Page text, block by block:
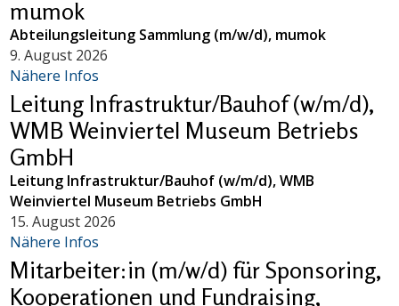
mumok
Abteilungsleitung Sammlung (m/w/d), mumok
9. August 2026
Nähere Infos
Leitung Infrastruktur/Bauhof (w/m/d),
WMB Weinviertel Museum Betriebs
GmbH
Leitung Infrastruktur/Bauhof (w/m/d), WMB
Weinviertel Museum Betriebs GmbH
15. August 2026
Nähere Infos
Mitarbeiter:in (m/w/d) für Sponsoring,
Kooperationen und Fundraising,